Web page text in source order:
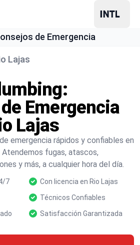
de Emergencia
Lajas
Emergencia
Lajas
emergencia rápidos y confiables en
Atendemos fugas, atascos,
y más, a cualquier hora del día.
7
Con licencia en Rio Lajas
Técnicos Confiables
Satisfacción Garantizada